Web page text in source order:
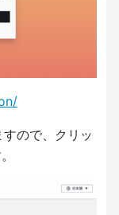
ので、クリッ